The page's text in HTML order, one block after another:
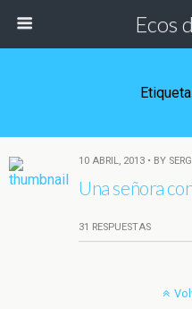
Ecos
10 ABRIL, 2013 • BY
Una señora
31 RESPUESTAS